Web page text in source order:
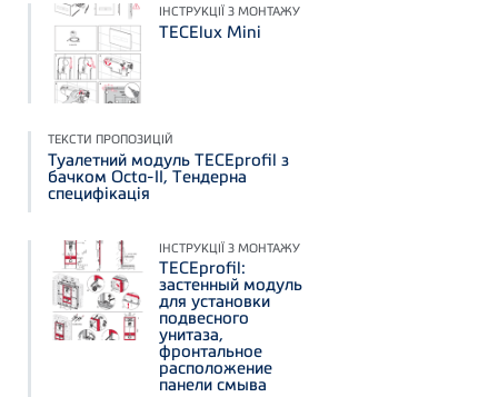
ІНСТРУКЦІЇ З МОНТАЖУ
TECElux Mini
ТЕКСТИ ПРОПОЗИЦІЙ
Туалетний модуль TECEprofil з
бачком Octa-II, Тендерна
специфікація
ІНСТРУКЦІЇ З МОНТАЖУ
TECEprofil:
застенный модуль
для установки
подвесного
унитаза,
фронтальное
расположение
панели смыва